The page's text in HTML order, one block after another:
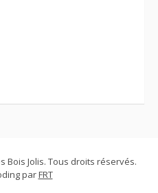
Bois Jolis. Tous droits réservés.
parFRT